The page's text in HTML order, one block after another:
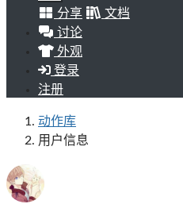
分享
文档
讨论
外观
登录
注册
动作库
用户信息